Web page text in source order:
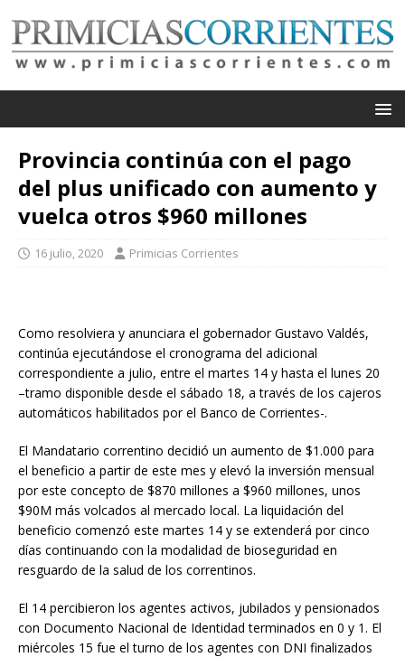
Provincia continúa con el pago
del plus unificado con aumento y
vuelca otros $960 millones
16 julio, 2020 Primicias Corrientes
Como resolviera y anunciara el gobernador Gustavo Valdés,
continúa ejecutándose el cronograma del adicional
correspondiente a julio, entre el martes 14 y hasta el lunes 20
–tramo disponible desde el sábado 18, a través de los cajeros
automáticos habilitados por el Banco de Corrientes-.
El Mandatario correntino decidió un aumento de $1.000 para
el beneficio a partir de este mes y elevó la inversión mensual
por este concepto de $870 millones a $960 millones, unos
$90M más volcados al mercado local. La liquidación del
beneficio comenzó este martes 14 y se extenderá por cinco
días continuando con la modalidad de bioseguridad en
resguardo de la salud de los correntinos.
El 14 percibieron los agentes activos, jubilados y pensionados
con Documento Nacional de Identidad terminados en 0 y 1. El
miércoles 15 fue el turno de los agentes con DNI finalizados